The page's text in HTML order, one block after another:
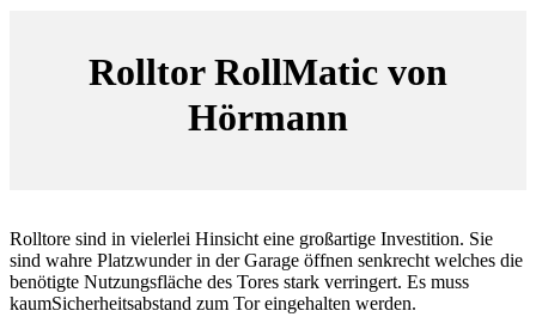
Rolltor RollMatic von
Hörmann
Rolltore sind in vielerlei Hinsicht eine großartige Investition. Sie
sind wahre Platzwunder in der Garage öffnen senkrecht welches die
benötigte Nutzungsfläche des Tores stark verringert. Es muss
kaumSicherheitsabstand zum Tor eingehalten werden.